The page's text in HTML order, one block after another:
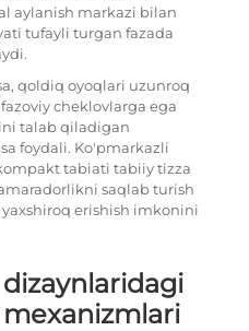
aylanish markazi bilan
tufayli turgan fazada
qoldiq oyoqlari uzunroq
cheklovlarga ega
talab qiladigan
foydali. Ko'pmarkazli
tabiati tabiiy tizza
saqlab turish
erishish imkonini